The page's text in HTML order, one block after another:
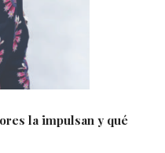
la impulsan y qué